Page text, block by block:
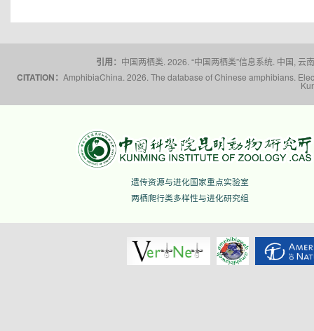
引用： 中国两栖类. 2026. “中国两栖类”信息系统. 中国,
CITATION： AmphibiaChina. 2026. The database of Chinese amphibians.
遗传资源与进化国家重点实验室
两栖爬行类多样性与进化研究组